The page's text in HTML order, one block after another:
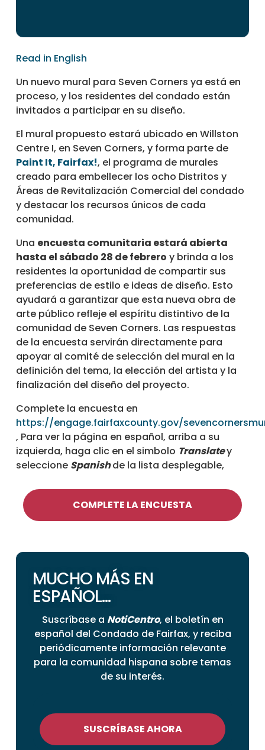
Read in English
Un nuevo mural para Seven Corners ya está en
proceso, y los residentes del condado están
invitados a participar en su diseño.
El mural propuesto estará ubicado en Willston
Centre I, en Seven Corners, y forma parte de
Paint It, Fairfax!, el programa de murales
creado para embellecer los ocho Distritos y
Áreas de Revitalización Comercial del condado
y destacar los recursos únicos de cada
comunidad.
Una encuesta comunitaria estará abierta
hasta el sábado 28 de febrero y brinda a los
residentes la oportunidad de compartir sus
preferencias de estilo e ideas de diseño. Esto
ayudará a garantizar que esta nueva obra de
arte público refleje el espíritu distintivo de la
comunidad de Seven Corners. Las respuestas
de la encuesta servirán directamente para
apoyar al comité de selección del mural en la
definición del tema, la elección del artista y la
finalización del diseño del proyecto.
Complete la encuesta en
https://engage.fairfaxcounty.gov/
, Para ver la página en español, arriba a su
izquierda, haga clic en el simbolo Translatey
seleccione Spanishde la lista desplegable,
COMPLETE LA ENCUESTA
MUCHO MÁS EN
ESPAÑOL...
Suscríbase a NotiCentro, el boletín en
español del Condado de Fairfax, y reciba
periódicamente información relevante
para la comunidad hispana sobre temas
de su interés.
SUSCRÍBASE AHORA